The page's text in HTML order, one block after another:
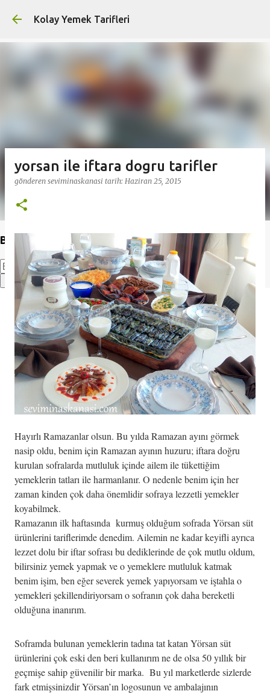
Ana içeriğe atla
Kolay Yemek Tarifleri
Bu Blogda Ara
yorsan ile iftara dogru tarifler
gönderen seviminaskanasi tarih: Haziran 25, 2015
Hayırlı Ramazanlar olsun. Bu yılda Ramazan ayını görmek
nasip oldu, benim için Ramazan ayının huzuru; iftara doğru
kurulan sofralarda mutluluk içinde ailem ile tükettiğim
yemeklerin tatları ile harmanlanır. O nedenle benim için her
zaman kinden çok daha önemlidir sofraya lezzetli yemekler
koyabilmek.
Ramazanın ilk haftasında kurmuş olduğum sofrada Yörsan süt
ürünlerini tariflerimde denedim. Ailemin ne kadar keyifli ayrıca
lezzet dolu bir iftar sofrası bu dediklerinde de çok mutlu oldum,
bilirsiniz yemek yapmak ve o yemeklere mutluluk katmak
benim işim, ben eğer severek yemek yapıyorsam ve iştahla o
yemekleri şekillendiriyorsam o sofranın çok daha bereketli
olduğuna inanırım.
Soframda bulunan yemeklerin tadına tat katan Yörsan süt
ürünlerini çok eski den beri kullanırım ne de olsa 50 yıllık bir
geçmişe sahip güvenilir bir marka. Bu yıl marketlerde sizlerde
fark etmişsinizdir Yörsan’ın logosunun ve ambalajının